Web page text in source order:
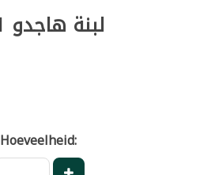
لبنة هاجدو 1كغ
Hoeveelheid: